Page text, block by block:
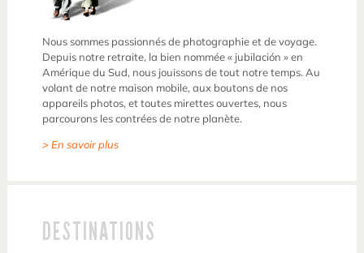
Nous sommes passionnés de photographie et de voyage.
Depuis notre retraite, la bien nommée « jubilación » en
Amérique du Sud, nous jouissons de tout notre temps. Au
volant de notre maison mobile, aux boutons de nos
appareils photos, et toutes mirettes ouvertes, nous
parcourons les contrées de notre planète.
> En savoir plus
DESTINATIONS